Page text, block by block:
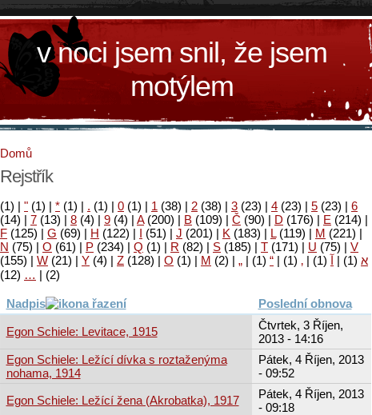
v noci jsem snil, že jsem
motýlem
Domů
Rejstřík
(1) | " (1) | * (1) | . (1) | 0 (1) | 1 (38) | 2 (38) | 3 (23) | 4 (23) | 5 (23) | 6
(14) | 7 (13) | 8 (4) | 9 (4) | A(200) | B (109) | Č (90) | D (176) | E (214) |
F (125) | G (69) | H (122) | I (51) | J (201) | K (183) | L(119) | M (221) |
N (75) | O (61) | P (234) | Q (1) | R (82) | S (185) | T (171) | U (75) | V
(155) | W (21) | Y (4) | Z (128) | Ο (1) | М (2) | א (1)
| آ (1)
|
‚
(1)
|
“
(1)
|
„
(2)
|
…
(12)
Nadpis Poslední obnova
Egon Schiele: Levitace, 1915
Čtvrtek, 3 Říjen,
2013 - 14:16
Egon Schiele: Ležící dívka s roztaženýma
nohama, 1914
Pátek, 4 Říjen, 2013
- 09:52
Egon Schiele: Ležící žena (Akrobatka), 1917
Pátek, 4 Říjen, 2013
- 09:18